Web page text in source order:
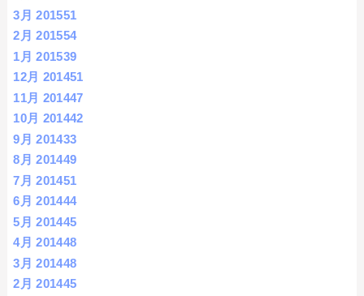
3月 201551
2月 201554
1月 201539
12月 201451
11月 201447
10月 201442
9月 201433
8月 201449
7月 201451
6月 201444
5月 201445
4月 201448
3月 201448
2月 201445